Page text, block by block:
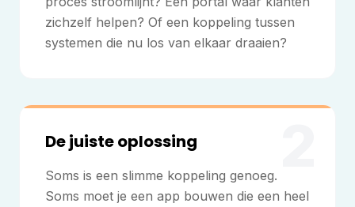
zichzelf helpen? Of een koppeling tussen
systemen die nu los van elkaar draaien?
De juiste oplossing
Soms is een slimme koppeling genoeg.
Soms moet je een app bouwen die een heel